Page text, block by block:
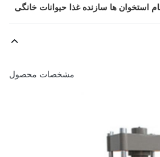
استخوان ها سازنده غذا حیوانات خانگی
مشخصات محصول